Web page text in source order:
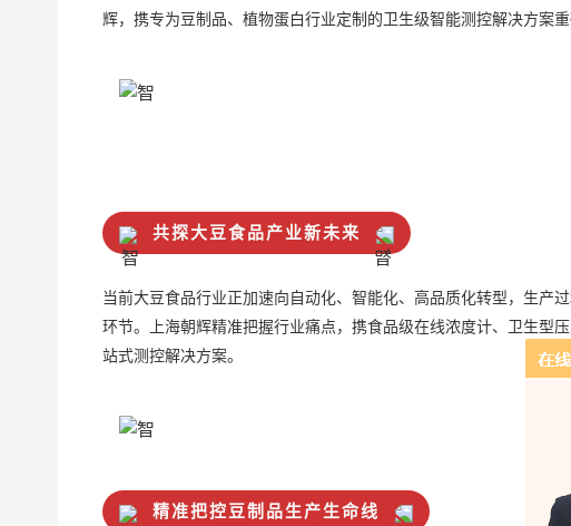
辉，携专为豆制品、植物蛋白行业定制的卫生级智能测控解决方案
共探大豆食品产业新未来
当前大豆食品行业正加速向自动化、智能化、高品质化转型，生产
环节。上海朝辉精准把握行业痛点，携食品级在线浓度计、卫生型
站式测控解决方案。
精准把控豆制品生产生命线